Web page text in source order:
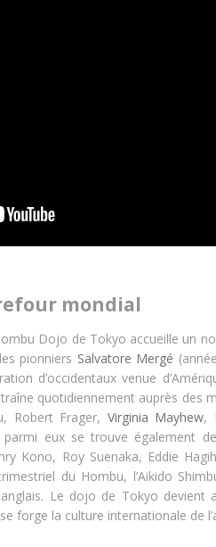
mondial
Dojo de Tokyo accueille un
pionniers Salvatore Mergé
d’occidentaux venue
quotidiennement auprès des
Robert Frager, Virginia Mayhew,
eux se trouve également
Kono, Roy Suenaka, Eddie
du Hombu, l’Aikido
Le dojo de Tokyo devient
forge la culture internationale de